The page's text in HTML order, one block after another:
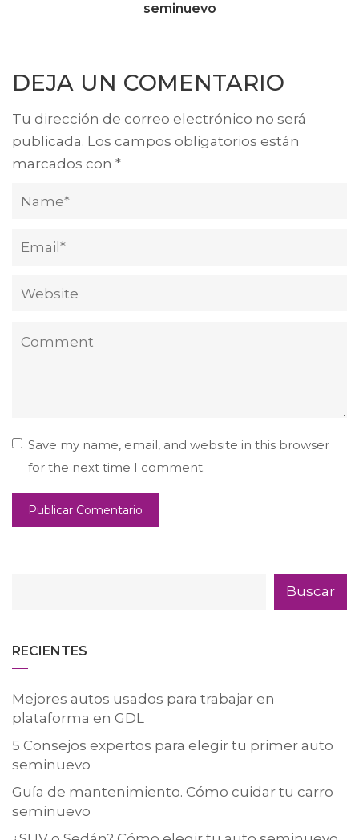
seminuevo
DEJA UN COMENTARIO
Tu dirección de correo electrónico no será
publicada. Los campos obligatorios están
marcados con *
Save my name, email, and website in this browser
for the next time I comment.
Buscar
RECIENTES
Mejores autos usados para trabajar en
plataforma en GDL
5 Consejos expertos para elegir tu primer auto
seminuevo
Guía de mantenimiento. Cómo cuidar tu carro
seminuevo